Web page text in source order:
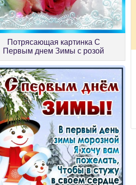
Потрясающая картинка С
Первым днем Зимы с розой